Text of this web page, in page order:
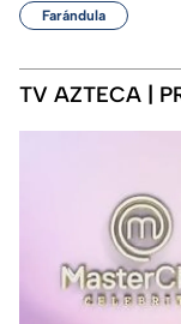
Farándula
TV AZTECA |